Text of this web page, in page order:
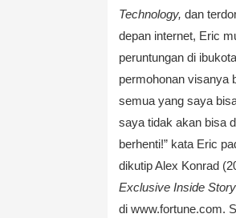
Technology, dan
depan internet, Eric
peruntungan di
permohonan visanya
semua yang saya
saya tidak akan bisa
berhenti!” kata Eric
dikutip Alex Konrad
Exclusive Inside
di www.fortune.com.